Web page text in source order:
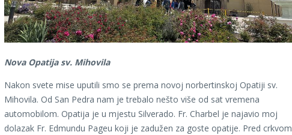
Nova Opatija sv. Mihovila
Nakon svete mise uputili smo se prema novoj norbertinskoj Opatiji sv.
Mihovila. Od San Pedra nam je trebalo nešto više od sat vremena
automobilom. Opatija je u mjestu Silverado. Fr. Charbel je najavio moj
dolazak Fr. Edmundu Pageu koji je zadužen za goste opatije. Pred crkvom